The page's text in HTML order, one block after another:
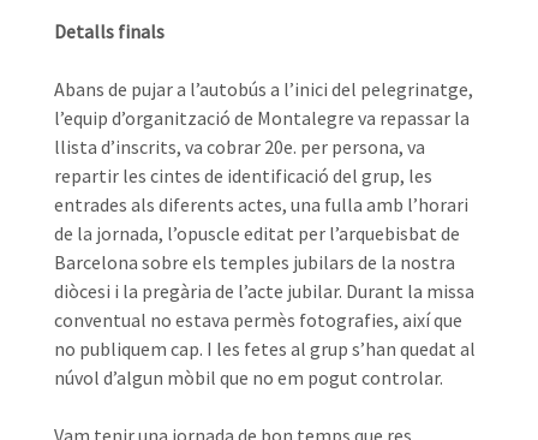
Detalls finals
Abans de pujar a l’autobús a l’inici del pelegrinatge,
l’equip d’organització de Montalegre va repassar la
llista d’inscrits, va cobrar 20e. per persona, va
repartir les cintes de identificació del grup, les
entrades als diferents actes, una fulla amb l’horari
de la jornada, l’opuscle editat per l’arquebisbat de
Barcelona sobre els temples jubilars de la nostra
diòcesi i la pregària de l’acte jubilar. Durant la missa
conventual no estava permès fotografies, així que
no publiquem cap. I les fetes al grup s’han quedat al
núvol d’algun mòbil que no em pogut controlar.
Vam tenir una jornada de bon temps que res